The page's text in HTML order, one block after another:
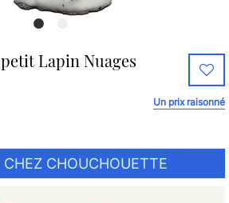
Lapin Nuages
Un prix raisonné
CHEZ CHOUCHOUETTE